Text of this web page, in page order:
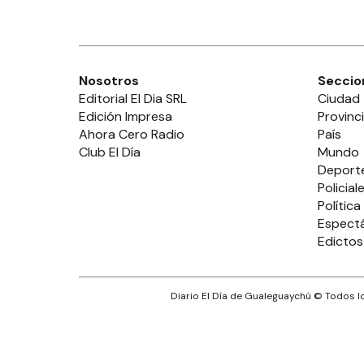
Nosotros
Editorial El Dia SRL
Edición Impresa
Ahora Cero Radio
Club El Día
Ciudad
País
Mundo
Política
Edictos
Diario El Día de Gualeguaychú © Todos